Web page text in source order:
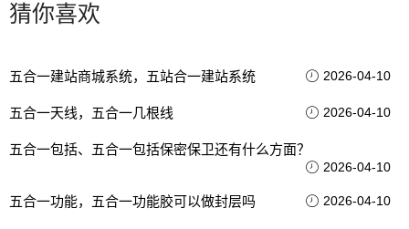
猜你喜欢
五合一建站商城系统，五站合一建站系统 2026-04-10
五合一天线，五合一几根线 2026-04-10
五合一包括、五合一包括保密保卫还有什么方面？
2026-04-10
五合一功能，五合一功能胶可以做封层吗 2026-04-10